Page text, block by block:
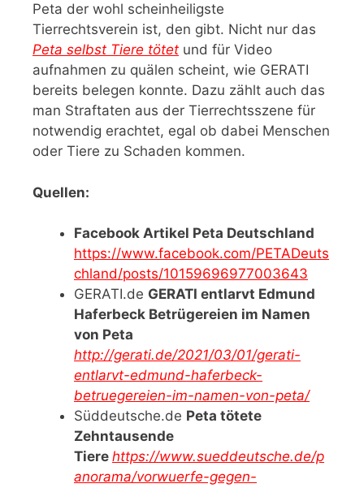
Peta der wohl scheinheiligste
Tierrechtsverein ist, den gibt. Nicht nur das
Peta selbst Tiere tötet und für Video
aufnahmen zu quälen scheint, wie GERATI
bereits belegen konnte. Dazu zählt auch das
man Straftaten aus der Tierrechtsszene für
notwendig erachtet, egal ob dabei Menschen
oder Tiere zu Schaden kommen.
Quellen:
Facebook Artikel Peta Deutschland
https://www.facebook.com/PETADeuts
chland/posts/10159696977003643
GERATI.de GERATI entlarvt Edmund
Haferbeck Betrügereien im Namen
von Peta
http://gerati.de/2021/03/01/gerati-
entlarvt-edmund-haferbeck-
betruegereien-im-namen-von-peta/
Süddeutsche.de Peta tötete
Zehntausende
Tiere https://www.sueddeutsche.de/p
anorama/vorwuerfe-gegen-